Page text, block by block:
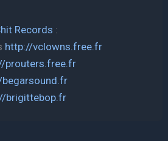
Records :
http://vclowns.free.fr
prouters.free.fr
brigittebop.fr